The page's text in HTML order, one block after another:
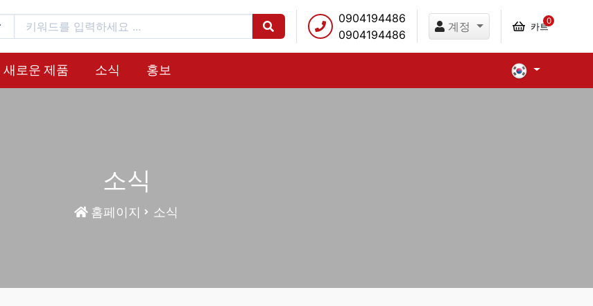
0904194486
0904194486
계정 카트0
새로운 제품 소식 홍보
소식
홈페이지 소식